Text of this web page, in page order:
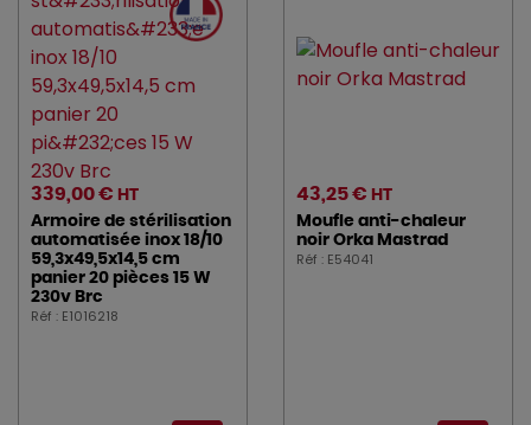
339,00 € HT
Armoire de stérilisation
automatisée inox 18/10
59,3x49,5x14,5 cm
panier 20 pièces 15 W
230v Brc
Réf : E1016218
43,25 € HT
Moufle anti-chaleur
noir Orka Mastrad
Réf : E54041